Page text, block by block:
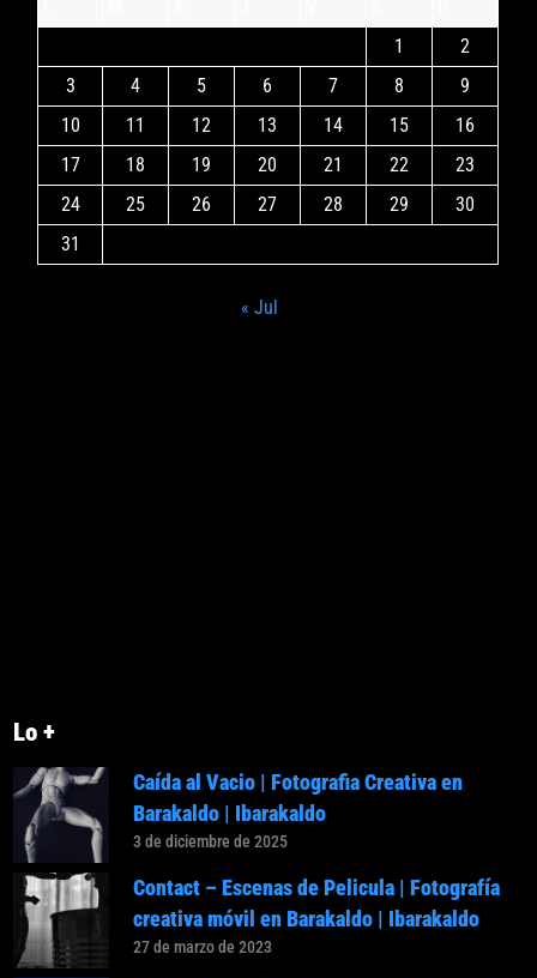
1
2
3
4 5 6 7 8
9
10
11 12 13 14 15
16
17
18 19 20 21 22
23
24
25 26 27 28 29
30
31
« Jul
Lo +
Caída al Vacio | Fotografia Creativa en
Barakaldo | Ibarakaldo
3 de diciembre de 2025
Contact – Escenas de Pelicula | Fotografía
creativa móvil en Barakaldo | Ibarakaldo
27 de marzo de 2023